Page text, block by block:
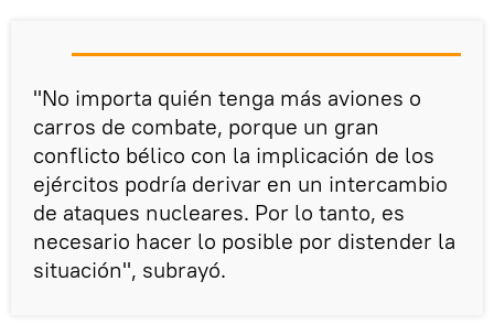
"No importa quién tenga más aviones o
carros de combate, porque un gran
conflicto bélico con la implicación de los
ejércitos podría derivar en un intercambio
de ataques nucleares. Por lo tanto, es
necesario hacer lo posible por distender la
situación", subrayó.